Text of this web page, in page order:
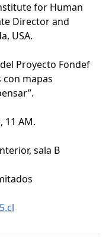
for Human
Director and
USA.
Proyecto Fondef
con mapas
11 AM.
sala B